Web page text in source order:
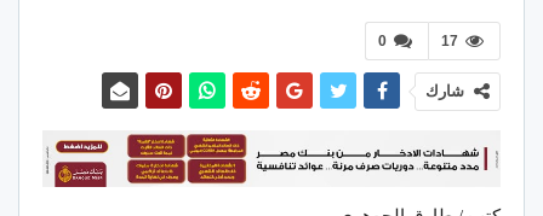
0 17
شارك